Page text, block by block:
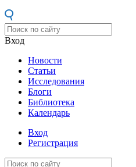
Вход
Новости
Статьи
Исследования
Блоги
Библиотека
Календарь
Вход
Регистрация